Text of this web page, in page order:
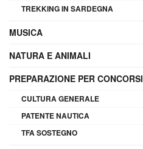
TREKKING IN SARDEGNA
MUSICA
NATURA E ANIMALI
PREPARAZIONE PER CONCORSI
CULTURA GENERALE
PATENTE NAUTICA
TFA SOSTEGNO